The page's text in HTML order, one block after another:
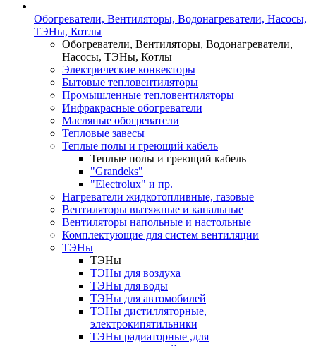
Обогреватели, Вентиляторы, Водонагреватели, Насосы,
ТЭНы, Котлы
Обогреватели, Вентиляторы, Водонагреватели,
Насосы, ТЭНы, Котлы
Электрические конвекторы
Бытовые тепловентиляторы
Промышленные тепловентиляторы
Инфракрасные обогреватели
Масляные обогреватели
Тепловые завесы
Теплые полы и греющий кабель
Теплые полы и греющий кабель
"Grandeks"
"Electrolux" и пр.
Нагреватели жидкотопливные, газовые
Вентиляторы вытяжные и канальные
Вентиляторы напольные и настольные
Комплектующие для систем вентиляции
ТЭНы
ТЭНы
ТЭНы для воздуха
ТЭНы для воды
ТЭНы для автомобилей
ТЭНы дистилляторные,
электрокипятильники
ТЭНы радиаторные ,для